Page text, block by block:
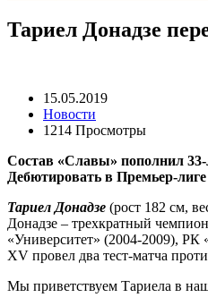
Тариел Донадзе
15.05.2019
Новости
1214 Просмотры
Состав «Славы» пополнил
Дебютировать в Премьер-
Тариел Донадзе (рост 182 см,
Донадзе – трехкратный
«Университет» (2004-2009), РК
XV провел два тест-матча
Мы приветствуем Тариела в